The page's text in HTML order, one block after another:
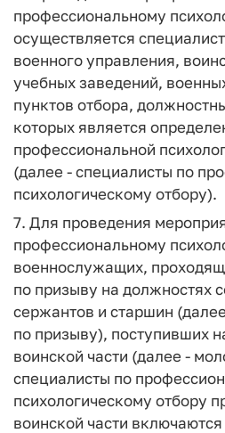
профессиональному
осуществляется
военного управления,
учебных заведений,
пунктов отбора,
которых является
профессиональной
(далее - специалисты по
психологическому отбору).
7. Для проведения
профессиональному
военнослужащих,
по призыву на должностях
сержантов и старшин
по призыву), поступивших
воинской части (далее -
специалисты по
психологическому отбору
воинской части